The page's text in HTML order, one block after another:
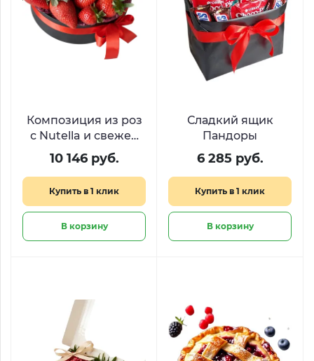
Композиция из роз
с Nutella и свежей
клубникой «Аромат
нежности»
10 146 руб.
Купить в 1 клик
В корзину
Сладкий ящик
Пандоры
6 285 руб.
Купить в 1 клик
В корзину